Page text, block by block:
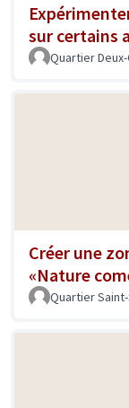
sur certains
Quartier
Créer une
«Nature
Quartier